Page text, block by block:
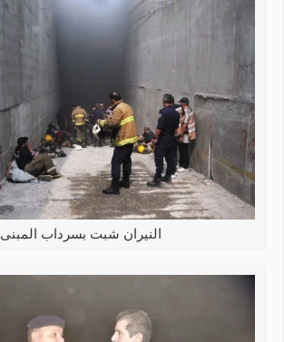
النيران شبت بسرداب المبنى